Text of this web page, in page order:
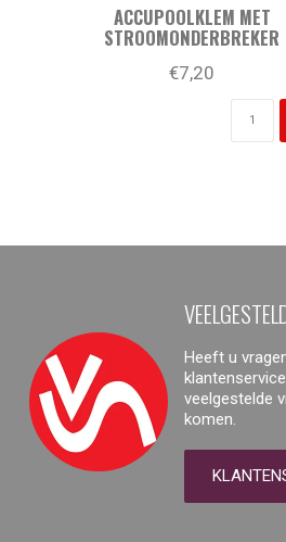
ACCUPOOLKLEM MET
STROOMONDERBREKER
€7,20
Heeft u
veelgestelde
komen.